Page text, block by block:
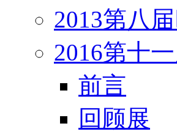
2013第八
2016第十
前言
回顾展